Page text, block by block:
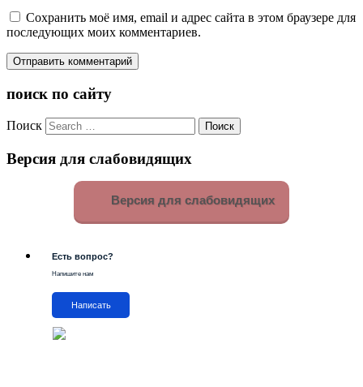
Сохранить моё имя, email и адрес сайта в этом браузере для
последующих моих комментариев.
поиск по сайту
Поиск
Версия для слабовидящих
Версия для слабовидящих
Есть вопрос?
Напишите нам
Написать